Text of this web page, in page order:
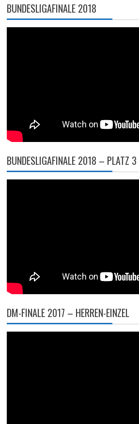
BUNDESLIGAFINALE 2018
BUNDESLIGAFINALE 2018 – PLATZ 3
DM-FINALE 2017 – HERREN-EINZEL